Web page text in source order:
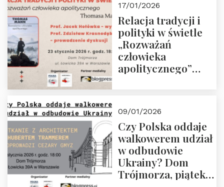
17/01/2026
Relacja tradycji i
polityki w świetle
„Rozważań
człowieka
apolitycznego”
godz. 18:00.
Zapraszamy!
09/01/2026
Czy Polska oddaje
walkowerem udział
w odbudowie
Ukrainy? Dom
Trójmorza, piątek